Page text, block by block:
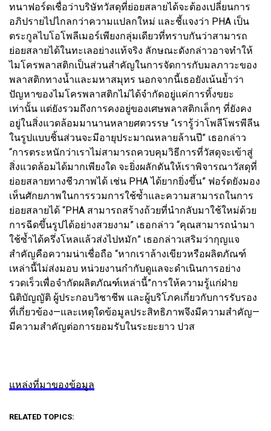
ทนาฟอร์ดเชื่อว่าบริษัทวัสดุที่ย่อยสลายได้จะต้องเปลี่ยนการ
อภิปรายไปไกลกว่าความแปลกใหม่ และชี้แจงว่า PHA เป็น
ตระกูลไบโอโพลีเมอร์เพียงกลุ่มเดียวที่ทราบกันว่าสามารถ
ย่อยสลายได้ในทะเลอย่างแท้จริง ลักษณะดังกล่าวอาจทำให้
ไมโครพลาสติกเป็นส่วนสำคัญในการจัดการกับมลภาวะของ
พลาสติกทางน้ำและมหาสมุทร นอกจากนี้เธอยังเน้นย้ำว่า
ปัญหาของไมโครพลาสติกไม่ได้จำกัดอยู่แค่การทิ้งขยะ
เท่านั้น แต่ยังรวมถึงการคงอยู่ของเศษพลาสติกเล็กๆ ที่ยังคง
อยู่ในสิ่งแวดล้อมมานานหลายศตวรรษ “เรารู้ว่าโพลีโพรพีลีน
ในรูปแบบชิ้นส่วนจะมีอายุประมาณหลายล้านปี” เธอกล่าว
“การตระหนักว่าเราไม่สามารถควบคุมวิธีการที่วัสดุจะเข้าสู่
สิ่งแวดล้อมได้มากเพียงใด จะยิ่งผลักดันให้เราพิจารณาวัสดุที่
ย่อยสลายทางชีวภาพได้ เช่น PHA ได้ยากยิ่งขึ้น” ฟอร์ดยังมอง
เห็นศักยภาพในการรวมการใช้ซ้ำและความสามารถในการ
ย่อยสลายได้ “PHA สามารถสร้างถ้วยที่นำกลับมาใช้ใหม่ด้วย
การฉีดขึ้นรูปได้อย่างสวยงาม” เธอกล่าว “คุณสามารถนำมา
ใช้ซ้ำได้ครึ่งโหลแล้วส่งไปหมัก” เธอกล่าวเสริมว่ากุญแจ
สำคัญคือความน่าเชื่อถือ “หากเราล้างเขียวหรือผลิตภัณฑ์
เหล่านี้ไม่ส่งมอบ หน่วยงานกำกับดูแลจะดำเนินการอย่าง
รวดเร็วเพื่อจำกัดผลิตภัณฑ์เหล่านี้”การให้ความรู้แก่ฝ่าย
นิติบัญญัติ ผู้ประกอบวิชาชีพ และผู้บริโภคเกี่ยวกับการรับรอง
ที่เกี่ยวข้อง—และเหตุใดข้อมูลประสิทธิภาพจึงมีความสำคัญ—
มีความสำคัญต่อการยอมรับในระยะยาว ปวส
แหล่งที่มาของข้อมูล
RELATED TOPICS: